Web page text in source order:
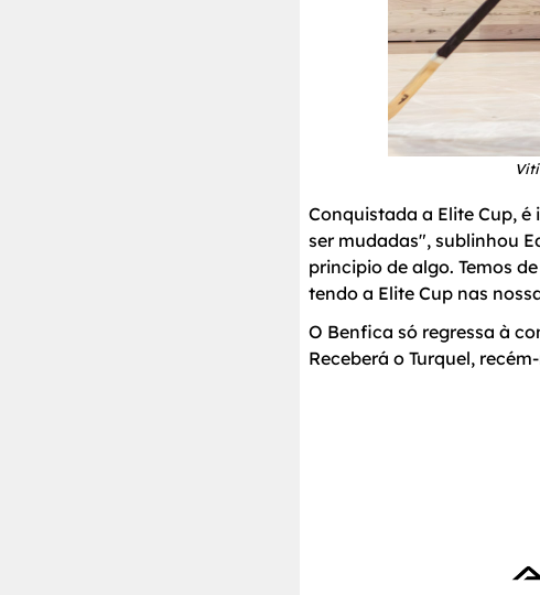
Conquistada a Elite Cup,
ser mudadas", sublinhou
principio de algo. Temos
tendo a Elite Cup nas
O Benfica só regressa à
Receberá o Turquel,